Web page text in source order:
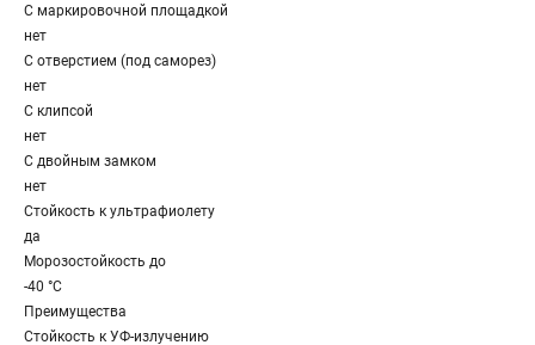
С маркировочной площадкой
нет
С отверстием (под саморез)
нет
С клипсой
нет
С двойным замком
нет
Стойкость к ультрафиолету
да
Морозостойкость до
-40 °С
Преимущества
Стойкость к УФ-излучению